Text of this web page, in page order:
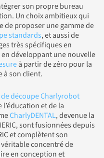
son propre bureau
Un choix ambitieux qui
proposer une gamme de
standards, et aussi de
très spécifiques en
développant une nouvelle
à partir de zéro pour la
à son client.
découpe Charlyrobot
et de la
CharlyDENTAL, devenue la
sont fusionnées depuis
et complètent son
concentré de
en conception et